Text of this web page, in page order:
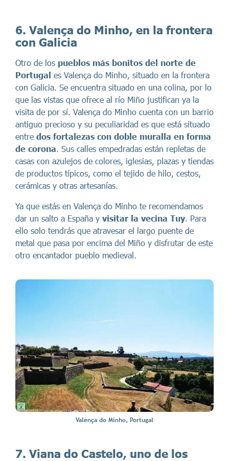
6. Valença do Minho, en la frontera
con Galicia
Otro de los pueblos más bonitos del norte de
Portugal es Valença do Minho, situado en la frontera
con Galicia. Se encuentra situado en una colina, por lo
que las vistas que ofrece al río Miño justifican ya la
visita de por sí. Valença do Minho cuenta con un barrio
antiguo precioso y su peculiaridad es que está situado
entre dos fortalezas con doble muralla en forma
de corona. Sus calles empedradas están repletas de
casas con azulejos de colores, iglesias, plazas y tiendas
de productos típicos, como el tejido de hilo, cestos,
cerámicas y otras artesanías.
Ya que estás en Valença do Minho te recomendamos
dar un salto a España y visitar la vecina Tuy. Para
ello solo tendrás que atravesar el largo puente de
metal que pasa por encima del Miño y disfrutar de este
otro encantador pueblo medieval.
Valença do Minho, Portugal
7. Viana do Castelo, uno de los